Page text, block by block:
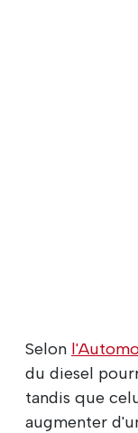
Selon
du diesel
tandis que
augmenter